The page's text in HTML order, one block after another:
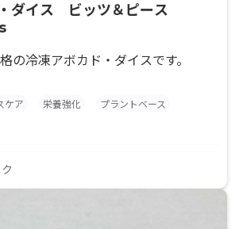
・ダイス ビッツ＆ピース
の冷凍アボカド・ダイスです。
ケア 栄養強化
プラントベース